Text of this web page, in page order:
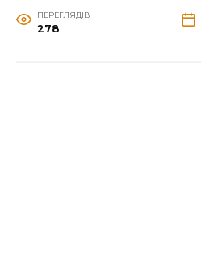
ПЕРЕГЛЯДІВ
278